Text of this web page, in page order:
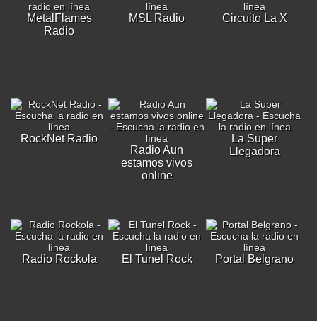
MetalFlames
Radio
MSL Radio Circuito La X
RockNet Radio
Radio Aun
estamos vivos
online
La Super
Llegadora
Radio Rockola El Tunel Rock Portal Belgrano